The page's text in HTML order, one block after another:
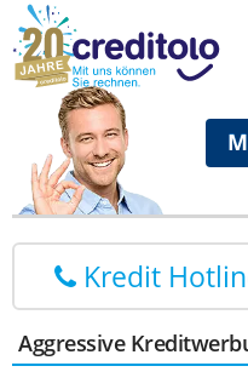
Kredit
Aggressive